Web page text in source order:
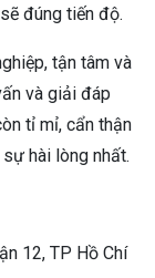
đúng tiến độ.
tận tâm và
và giải đáp
tỉ mỉ, cẩn thận
hài lòng nhất.
12, TP Hồ Chí